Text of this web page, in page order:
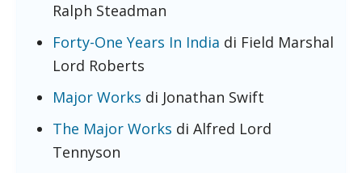
Ralph Steadman
Forty-One Years In India di Field Marshal
Lord Roberts
Major Works di Jonathan Swift
The Major Works di Alfred Lord
Tennyson